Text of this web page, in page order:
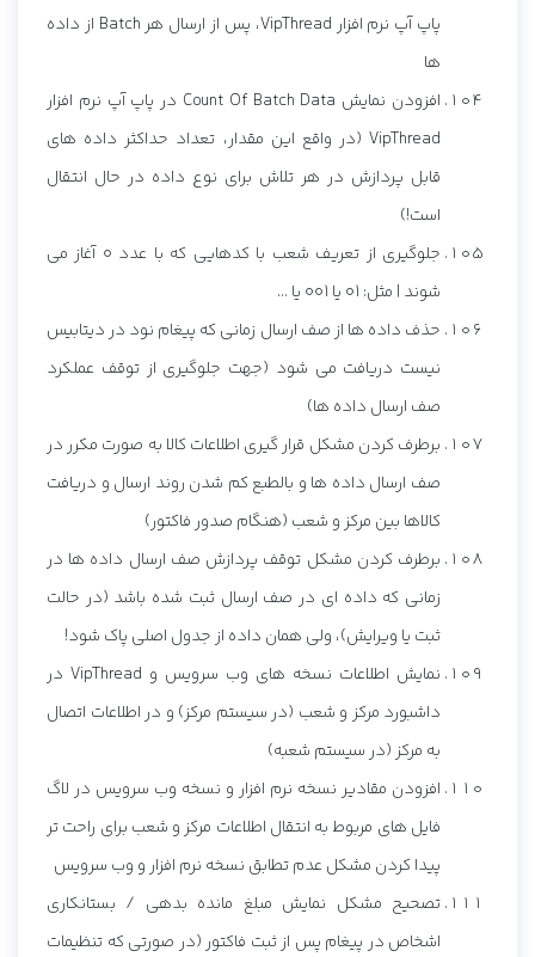
پاپ آپ نرم افزار VipThread، پس از ارسال هر Batch از داده
ها
افزودن نمایش Count Of Batch Data در پاپ آپ نرم افزار
VipThread (در واقع این مقدار، تعداد حداکثر داده های
قابل پردازش در هر تلاش برای نوع داده در حال انتقال
است!)
جلوگیری از تعریف شعب با کدهایی که با عدد 0 آغاز می
شوند | مثل: 01 یا 001 یا ...
حذف داده ها از صف ارسال زمانی که پیغام نود در دیتابیس
نیست دریافت می شود (جهت جلوگیری از توقف عملکرد
صف ارسال داده ها)
برطرف کردن مشکل قرار گیری اطلاعات کالا به صورت مکرر در
صف ارسال داده ها و بالطبع کم شدن روند ارسال و دریافت
کالاها بین مرکز و شعب (هنگام صدور فاکتور)
برطرف کردن مشکل توقف پردازش صف ارسال داده ها در
زمانی که داده ای در صف ارسال ثبت شده باشد (در حالت
ثبت یا ویرایش)، ولی همان داده از جدول اصلی پاک شود!
نمایش اطلاعات نسخه های وب سرویس و VipThread در
داشبورد مرکز و شعب (در سیستم مرکز) و در اطلاعات اتصال
به مرکز (در سیستم شعبه)
افزودن مقادیر نسخه نرم افزار و نسخه وب سرویس در لاگ
فایل های مربوط به انتقال اطلاعات مرکز و شعب برای راحت تر
پیدا کردن مشکل عدم تطابق نسخه نرم افزار و وب سرویس
تصحیح مشکل نمایش مبلغ مانده بدهی / بستانکاری
اشخاص در پیغام پس از ثبت فاکتور (در صورتی که تنظیمات